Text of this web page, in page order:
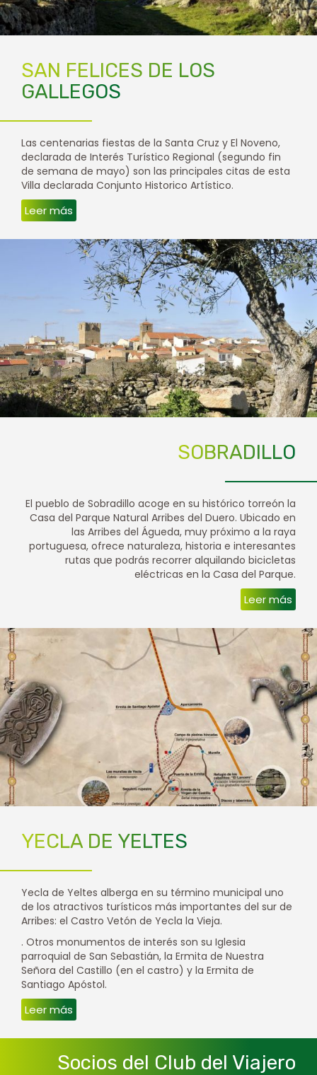
SAN FELICES DE LOS
GALLEGOS
Las centenarias fiestas de la Santa Cruz y El Noveno,
declarada de Interés Turístico Regional (segundo fin
de semana de mayo) son las principales citas de esta
Villa declarada Conjunto Historico Artístico.
Leer más
SOBRADILLO
El pueblo de Sobradillo acoge en su histórico torreón la
Casa del Parque Natural Arribes del Duero. Ubicado en
las Arribes del Águeda, muy próximo a la raya
portuguesa, ofrece naturaleza, historia e interesantes
rutas que podrás recorrer alquilando bicicletas
eléctricas en la Casa del Parque.
Leer más
YECLA DE YELTES
Yecla de Yeltes alberga en su término municipal uno
de los atractivos turísticos más importantes del sur de
Arribes: el Castro Vetón de Yecla la Vieja.
. Otros monumentos de interés son su Iglesia
parroquial de San Sebastián, la Ermita de Nuestra
Señora del Castillo (en el castro) y la Ermita de
Santiago Apóstol.
Leer más
Socios del Club del Viajero